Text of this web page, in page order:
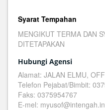
Syarat Tempahan
MENGIKUT TERMA DAN
DITETAPAKAN
Hubungi Agensi
Alamat: JALAN ELMU,
Telefon Pejabat/Bimbit:
Faks: 0375954767
E-mel: